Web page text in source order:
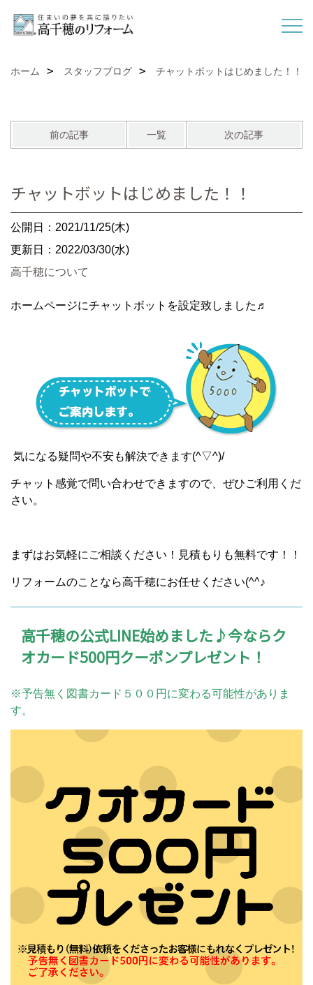
ホーム スタッフブログ チャットボットはじめました！！
前の記事 一覧 次の記事
チャットボットはじめました！！
公開日：2021/11/25(木)
更新日：2022/03/30(水)
高千穂について
ホームページにチャットボットを設定致しました♬
気になる疑問や不安も解決できます(^▽^)/
チャット感覚で問い合わせできますので、ぜひご利用くだ
さい。
まずはお気軽にご相談ください！見積もりも無料です！！
リフォームのことなら高千穂にお任せください(^^♪
高千穂の公式LINE始めました♪今ならク
オカード500円クーポンプレゼント！
※予告無く図書カード５００円に変わる可能性がありま
す。